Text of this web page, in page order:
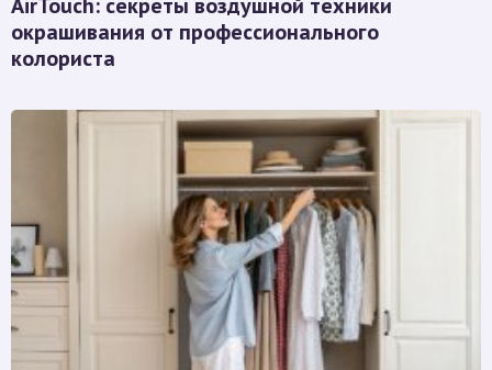
окрашивания от профессионального
колориста